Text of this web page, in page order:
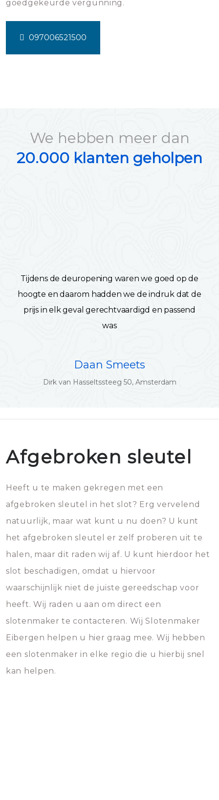
goedgekeurde vergunning.
097006521500
We hebben meer dan
20.000 klanten geholpen
Tijdens de deuropening waren we goed op de
hoogte en daarom hadden we de indruk dat de
prijs in elk geval gerechtvaardigd en passend
was
Daan Smeets
Dirk van Hasseltssteeg 50, Amsterdam
Afgebroken sleutel
Heeft u te maken gekregen met een
afgebroken sleutel in het slot? Erg vervelend
natuurlijk, maar wat kunt u nu doen? U kunt
het afgebroken sleutel er zelf proberen uit te
halen, maar dit raden wij af. U kunt hierdoor het
slot beschadigen, omdat u hiervoor
waarschijnlijk niet de juiste gereedschap voor
heeft. Wij raden u aan om direct een
slotenmaker te contacteren. Wij Slotenmaker
Eibergen helpen u hier graag mee. Wij hebben
een slotenmaker in elke regio die u hierbij snel
kan helpen.